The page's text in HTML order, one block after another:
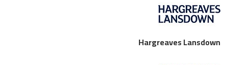
Hargreaves Lansdown